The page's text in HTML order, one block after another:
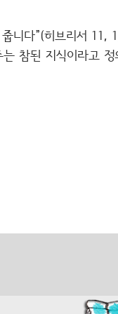
니다”(히브리서 11,
참된 지식이라고 정